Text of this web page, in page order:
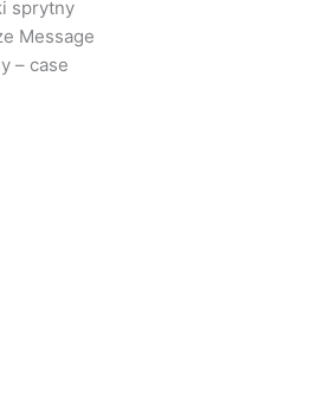
sprytny
Message
– case